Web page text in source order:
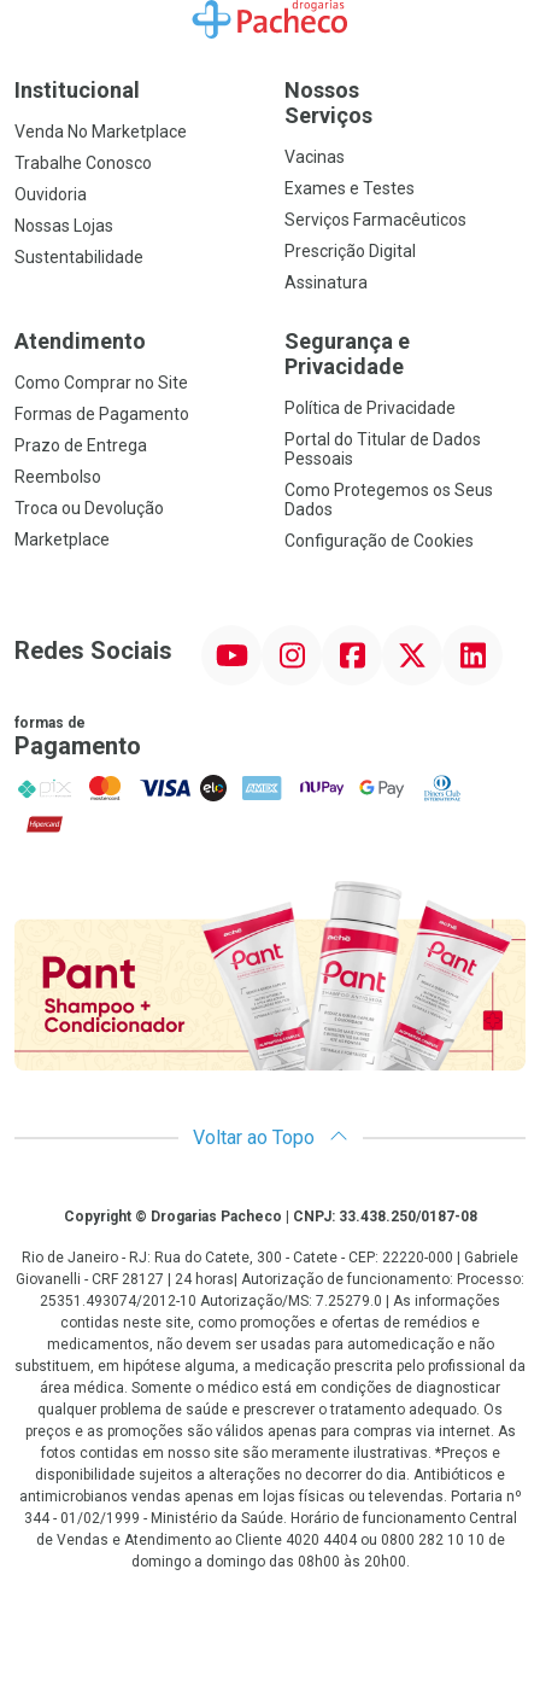
Ir para a Home
Institucional
Venda No Marketplace
Trabalhe Conosco
Ouvidoria
Nossas Lojas
Sustentabilidade
Nossos
Serviços
Vacinas
Exames e Testes
Serviços Farmacêuticos
Prescrição Digital
Assinatura
Atendimento
Como Comprar no Site
Formas de Pagamento
Prazo de Entrega
Reembolso
Troca ou Devolução
Marketplace
Segurança e
Privacidade
Política de Privacidade
Portal do Titular de Dados
Pessoais
Como Protegemos os Seus
Dados
Configuração de Cookies
Redes Sociais InstagramFacebookTwitter Linkedin
formas de
Pagamento
PIX MasterCard
VISA ELO AMEX NuPay Google PayDiners Club
Hipercard
Promoção em Destaque
Voltar ao Topo
CopyrightCopyright © Drogarias Pacheco | CNPJ: 33.438.250/0187-08
Rio de Janeiro - RJ: Rua do Catete, 300 - Catete - CEP: 22220-000 | Gabriele
Giovanelli - CRF 28127 | 24 horas| Autorização de funcionamento: Processo:
25351.493074/2012-10 Autorização/MS: 7.25279.0 | As informações
contidas neste site, como promoções e ofertas de remédios e
medicamentos, não devem ser usadas para automedicação e não
substituem, em hipótese alguma, a medicação prescrita pelo profissional da
área médica. Somente o médico está em condições de diagnosticar
qualquer problema de saúde e prescrever o tratamento adequado. Os
preços e as promoções são válidos apenas para compras via internet. As
fotos contidas em nosso site são meramente ilustrativas. *Preços e
disponibilidade sujeitos a alterações no decorrer do dia. Antibióticos e
antimicrobianos vendas apenas em lojas físicas ou televendas. Portaria nº
344 - 01/02/1999 - Ministério da Saúde. Horário de funcionamento Central
de Vendas e Atendimento ao Cliente 4020 4404 ou 0800 282 10 10 de
domingo a domingo das 08h00 às 20h00.